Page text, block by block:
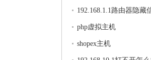
192.168.1.1路由器隐藏
php虚拟主机
shopex主机